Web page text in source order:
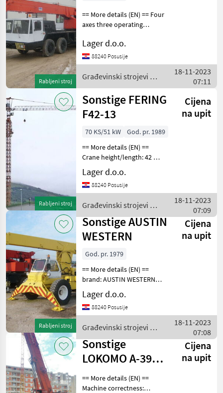
613E-
M
AC
Condecta
4312
MARKETPLACE
Marketplace
Ponude
trgovaca
Mali
oglasi
Rabljeni stroj
== More details (EN) == Four
axes three operating
Gređevinski kranovi
Lager d.o.o.
88240 Posusije
Građevinski strojevi /
Sonstige
18-11-2023
07:11
Rabljeni stroj
Sonstige FERING
F42-13
Cijena
na upit
70 KS/51 kW
God. pr. 1989
== More details (EN) ==
Crane height/length: 42 m
brand: FERING track width
4.5 m the maximum
payload. height of 40m:
3000kg/21m 2500kg/25m
Lager d.o.o.
88240 Posusije
Građevinski strojevi /
Sonstige
18-11-2023
07:09
Rabljeni stroj
Sonstige AUSTIN
WESTERN
Cijena
na upit
God. pr. 1979
== More details (EN) ==
brand: AUSTIN WESTERN
Građevinski strojevi
Gređevinski kranovi
Lager d.o.o.
88240 Posusije
Građevinski strojevi /
Sonstige
18-11-2023
07:08
Sonstige
LOKOMO A-391-
ZNS
Cijena
na upit
== More details (EN) ==
Machine correctness: